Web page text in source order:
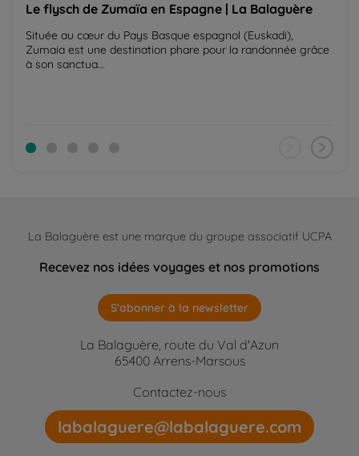
Le flysch de Zumaïa en Espagne | La Balaguère
Située au cœur du Pays Basque espagnol (Euskadi),
Zumaia est une destination phare pour la randonnée grâce
à son sanctua...
La Balaguère est une marque du groupe associatif UCPA
Recevez nos idées voyages et nos promotions
S'abonner à la newsletter
La Balaguère, route du Val d'Azun
65400 Arrens-Marsous
Contactez-nous
labalaguere@labalaguere.com